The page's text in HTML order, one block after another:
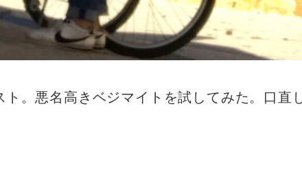
。悪名高きベジマイトを試してみた。口直